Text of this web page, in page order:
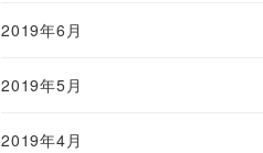
2019年6月
2019年5月
2019年4月